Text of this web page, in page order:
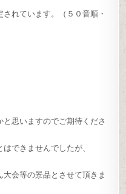
れています。（５０音順・
思いますのでご期待くださ
できませんでしたが、
会等の景品とさせて頂きま